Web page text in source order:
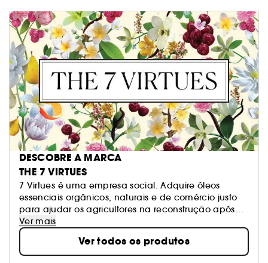
DESCOBRE A MARCA
THE 7 VIRTUES
7 Virtues é uma empresa social. Adquire óleos
essenciais orgânicos, naturais e de comércio justo
para ajudar os agricultores na reconstrução após
guerras ou os conflitos. Os seus perfumes são
hipoalergénicos, contêm álcool orgânico de cana
de açúcar e, ainda, mais de 22% de óleos
aromáticos para um aroma natural duradouro.
Ver mais
Ver todos os produtos